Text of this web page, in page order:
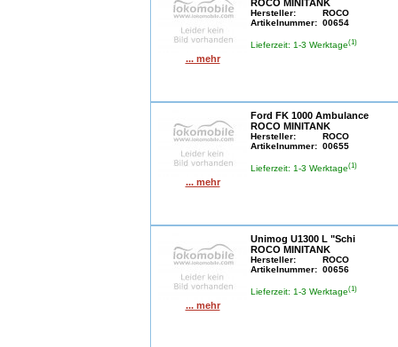
... mehr
ROCO MINITANK
Hersteller:
ROCO
Artikelnummer: 00654
Lieferzeit: 1-3 Werktage(1)
... mehr
Ford FK 1000 Ambulance
ROCO MINITANK
Hersteller:
ROCO
Artikelnummer: 00655
Lieferzeit: 1-3 Werktage(1)
... mehr
Unimog U1300 L "Schi
ROCO MINITANK
Hersteller:
ROCO
Artikelnummer: 00656
Lieferzeit: 1-3 Werktage(1)